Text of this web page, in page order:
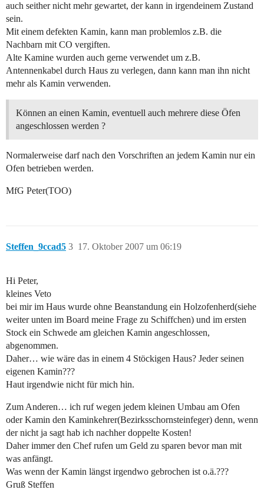
auch seither nicht mehr gewartet, der kann in irgendeinem Zustand
sein.
Mit einem defekten Kamin, kann man problemlos z.B. die
Nachbarn mit CO vergiften.
Alte Kamine wurden auch gerne verwendet um z.B.
Antennenkabel durch Haus zu verlegen, dann kann man ihn nicht
mehr als Kamin verwenden.
Können an einen Kamin, eventuell auch mehrere diese Öfen
angeschlossen werden ?
Normalerweise darf nach den Vorschriften an jedem Kamin nur ein
Ofen betrieben werden.
MfG Peter(TOO)
Steffen_9ccad5 17. Oktober 2007 um 06:19
3
Hi Peter,
kleines Veto
bei mir im Haus wurde ohne Beanstandung ein Holzofenherd(siehe
weiter unten im Board meine Frage zu Schiffchen) und im ersten
Stock ein Schwede am gleichen Kamin angeschlossen,
abgenommen.
Daher… wie wäre das in einem 4 Stöckigen Haus? Jeder seinen
eigenen Kamin???
Haut irgendwie nicht für mich hin.
Zum Anderen… ich ruf wegen jedem kleinen Umbau am Ofen
oder Kamin den Kaminkehrer(Bezirksschornsteinfeger) denn, wenn
der nicht ja sagt hab ich nachher doppelte Kosten!
Daher immer den Chef rufen um Geld zu sparen bevor man mit
was anfängt.
Was wenn der Kamin längst irgendwo gebrochen ist o.ä.???
Gruß Steffen